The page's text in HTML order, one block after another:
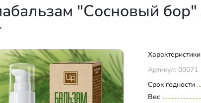
"Сосновый бор"
Характеристики
Артикул: 00071
Срок годности
Вес